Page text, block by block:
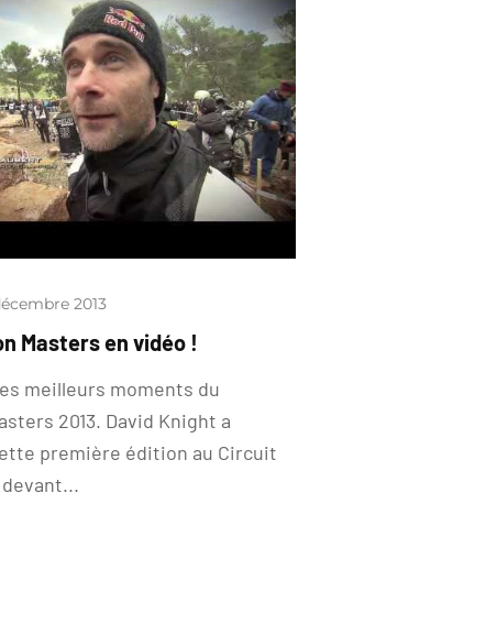
2013
Masters en vidéo !
meilleurs moments du
2013. David Knight a
première édition au Circuit